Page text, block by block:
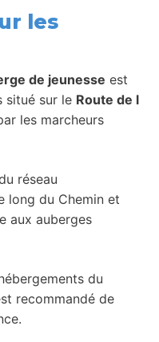
les
de jeunesse est
situé sur le Route de l
les marcheurs
réseau
long du Chemin et
aux auberges
du
recommandé de